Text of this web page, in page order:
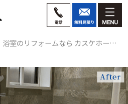
お風呂リフォーム、浴室のリフォームなら カスケホームにお任せ！